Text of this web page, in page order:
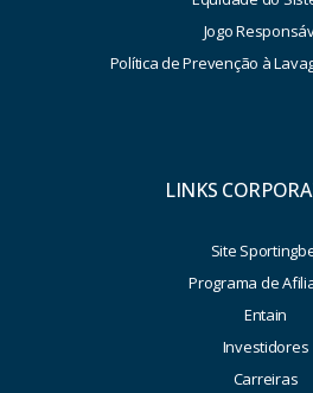
Jogo
Política de Prevenção à
LINKS
Site
Programa de
Entain
Investidores
Carreiras